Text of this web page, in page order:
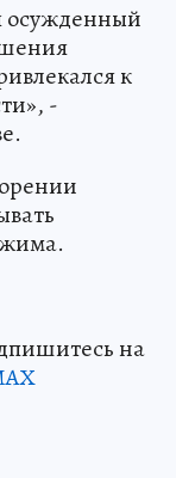
осужденный
к
-
на